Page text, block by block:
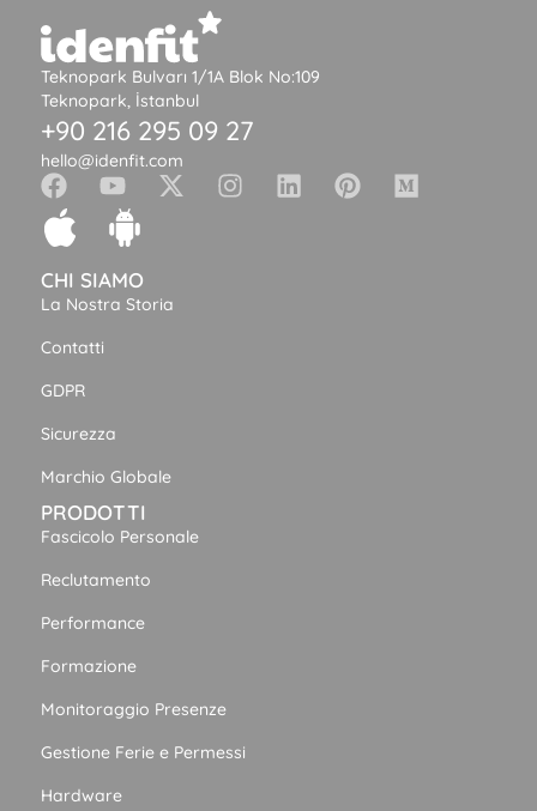
Teknopark Bulvarı 1/1A Blok No:109
Teknopark, İstanbul
+90 216 295 09 27
hello@idenfit.com
CHI SIAMO
La Nostra Storia
Contatti
GDPR
Sicurezza
Marchio Globale
PRODOTTI
Fascicolo Personale
Reclutamento
Performance
Formazione
Monitoraggio Presenze
Gestione Ferie e Permessi
Hardware